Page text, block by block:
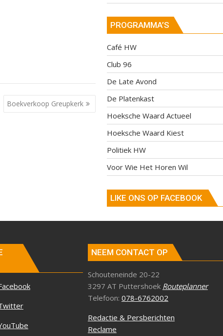
Boekverkoop Greupkerk
PROGRAMMA’S
Café HW
Club 96
De Late Avond
De Platenkast
Hoeksche Waard Actueel
Hoeksche Waard Kiest
Politiek HW
Voor Wie Het Horen Wil
LIKE ONS OP FACEBOOK
NEEM CONTACT OP
Schouteneinde 20-22
3297 AT Puttershoek Routeplanner
Telefoon: 078-6762002
Redactie & Persberichten
Reclame